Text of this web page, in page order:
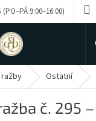
Ostatní
č. 295